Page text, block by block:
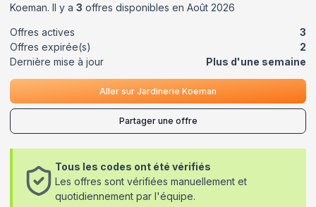
Koeman. Il y a 3 offres disponibles en Août 2026
Offres actives
3
Offres expirée(s)
2
Dernière mise à jour
Plus d'une semaine
Aller sur Jardinerie Koeman
Partager une offre
Tous les codes ont été vérifiés
Les offres sont vérifiées manuellement et
quotidiennement par l'équipe.